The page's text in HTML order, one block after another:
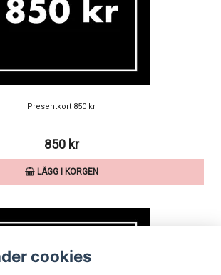
Presentkort 850 kr
850 kr
LÄGG I KORGEN
cookies